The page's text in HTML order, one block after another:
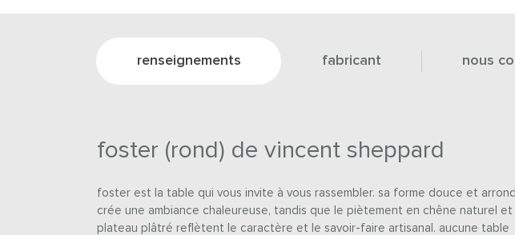
renseignements fabricant nous
foster (rond) de vincent sheppard
foster est la table qui vous invite à vous rassembler. sa forme douce et
crée une ambiance chaleureuse, tandis que le piètement en chêne naturel et
plateau plâtré reflètent le caractère et le savoir-faire artisanal. aucune table